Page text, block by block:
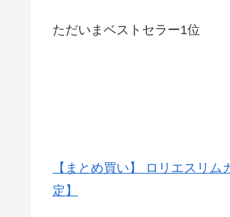
ただいまベストセラー1位
【まとめ買い】 ロリエスリ
定】